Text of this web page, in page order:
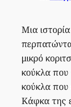
Μια
μικρό
κούκλα που
κούκλα που
Κάφκα της